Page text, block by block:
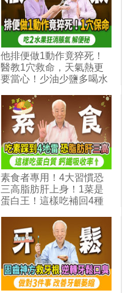
血壓秘訣，避免失能臥床
｜徐棟英｜胡乃文開講
Dr.HU_314
他排便做1動作竟猝死！
醫教1穴救命，天氣熱更
要當心！少油少鹽多喝水
了。她脹氣吃益生菌更嚴
重！2水果＋1零食是腸道
通樂，超市都有賣。看中
醫治標又治本｜胡乃文開
講Dr.HU_353
素食者專用！4大習慣恐
三高脂肪肝上身！1菜是
蛋白王！這樣吃補回4種
高2倍，6物補鈣強腎氣。
貧血補鐵+加1營養素，吸
收率大翻倍！這1種素恐
吃出虛弱體質｜胡乃文開
講Dr.HU_317